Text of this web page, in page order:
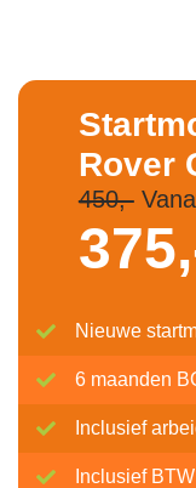
Rover
450,-
Nieuwe
6 maanden
Inclusief
Inclusief BTW